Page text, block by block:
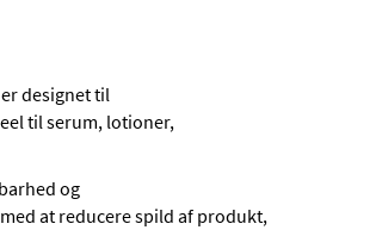
designet til
til serum, lotioner,
og
at reducere spild af produkt,